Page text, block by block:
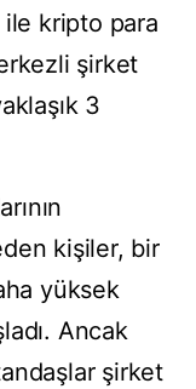
ile kripto para
şirket
3
kişiler, bir
yüksek
Ancak
şirket